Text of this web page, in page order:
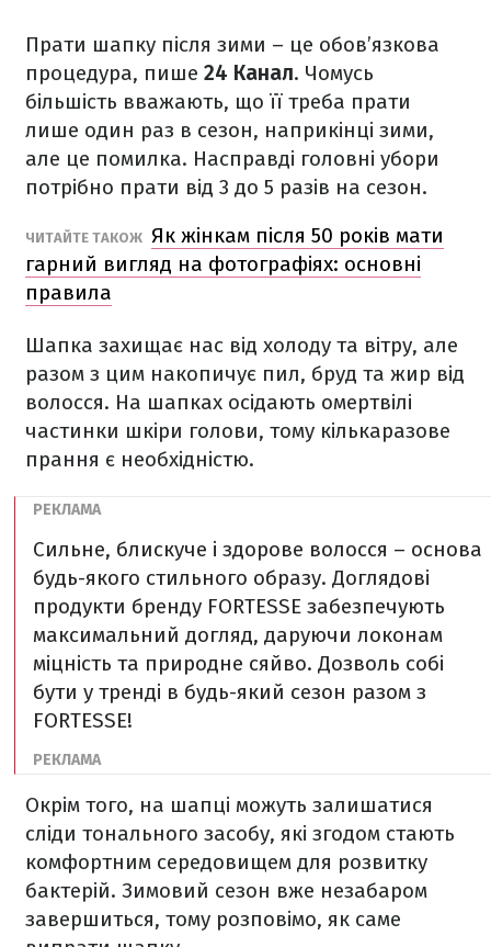
Прати шапку після зими – це обов’язкова
процедура, пише 24 Канал. Чомусь
більшість вважають, що її треба прати
лише один раз в сезон, наприкінці зими,
але це помилка. Насправді головні убори
потрібно прати від 3 до 5 разів на сезон.
ЧИТАЙТЕ ТАКОЖ Як жінкам після 50 років мати
гарний вигляд на фотографіях: основні
правила
Шапка захищає нас від холоду та вітру, але
разом з цим накопичує пил, бруд та жир від
волосся. На шапках осідають омертвілі
частинки шкіри голови, тому кількаразове
прання є необхідністю.
Сильне, блискуче і здорове волосся – основа
будь-якого стильного образу. Доглядові
продукти бренду FORTESSE забезпечують
максимальний догляд, даруючи локонам
міцність та природне сяйво. Дозволь собі
бути у тренді в будь-який сезон разом з
FORTESSE!
Окрім того, на шапці можуть залишатися
сліди тонального засобу, які згодом стають
комфортним середовищем для розвитку
бактерій. Зимовий сезон вже незабаром
завершиться, тому розповімо, як саме